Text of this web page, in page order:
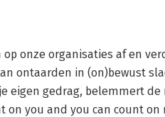
onze organisaties af en
ontaarden in (on)bewust
eigen gedrag, belemmert
on you and you can count